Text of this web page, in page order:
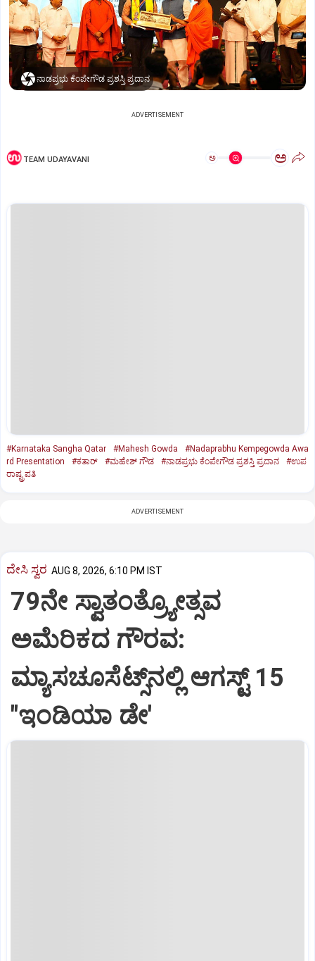
ನಾಡಪ್ರಭು ಕೆಂಪೇಗೌಡ ಪ್ರಶಸ್ತಿ ಪ್ರದಾನ
ADVERTISEMENT
TEAM UDAYAVANI ಅ ಅ
#Karnataka Sangha Qatar #Mahesh Gowda
#Nadaprabhu Kempegowda Awa
rd Presentation
#ಕತಾರ್‌ #ಮಹೇಶ್‌ ಗೌಡ #ನಾಡಪ್ರಭು ಕೆಂಪೇಗೌಡ ಪ್ರಶಸ್ತಿ ಪ್ರದಾನ
#ಉಪ
ರಾಷ್ಟ್ರಪತಿ
ADVERTISEMENT
ದೇಸಿ ಸ್ವರ AUG 8, 2026, 6:10 PM IST
79ನೇ ಸ್ವಾತಂತ್ರ್ಯೋತ್ಸವ
ಅಮೆರಿಕದ ಗೌರವ:
ಮ್ಯಾಸಚೂಸೆಟ್ಸ್‌ನಲ್ಲಿ ಆಗಸ್ಟ್‌ 15
"ಇಂಡಿಯಾ ಡೇ'